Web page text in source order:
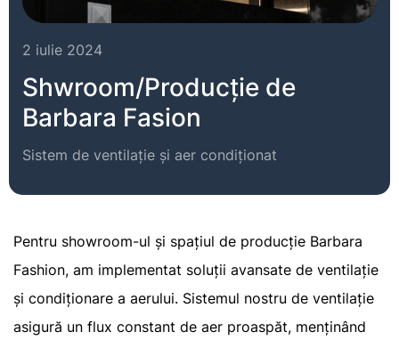
2 iulie 2024
Shwroom/Producție de
Barbara Fasion
Sistem de ventilație și aer condiționat
Pentru showroom-ul și spațiul de producție Barbara
Fashion, am implementat soluții avansate de ventilație
și condiționare a aerului. Sistemul nostru de ventilație
asigură un flux constant de aer proaspăt, menținând